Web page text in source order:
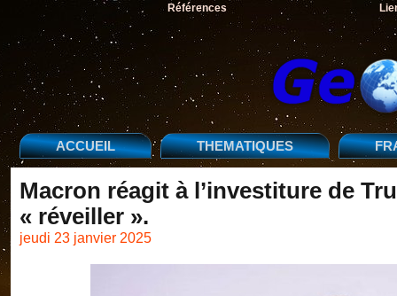
Références
ACCUEIL THEMATIQUES
Macron réagit à l’investiture de
« réveiller ».
jeudi 23 janvier 2025